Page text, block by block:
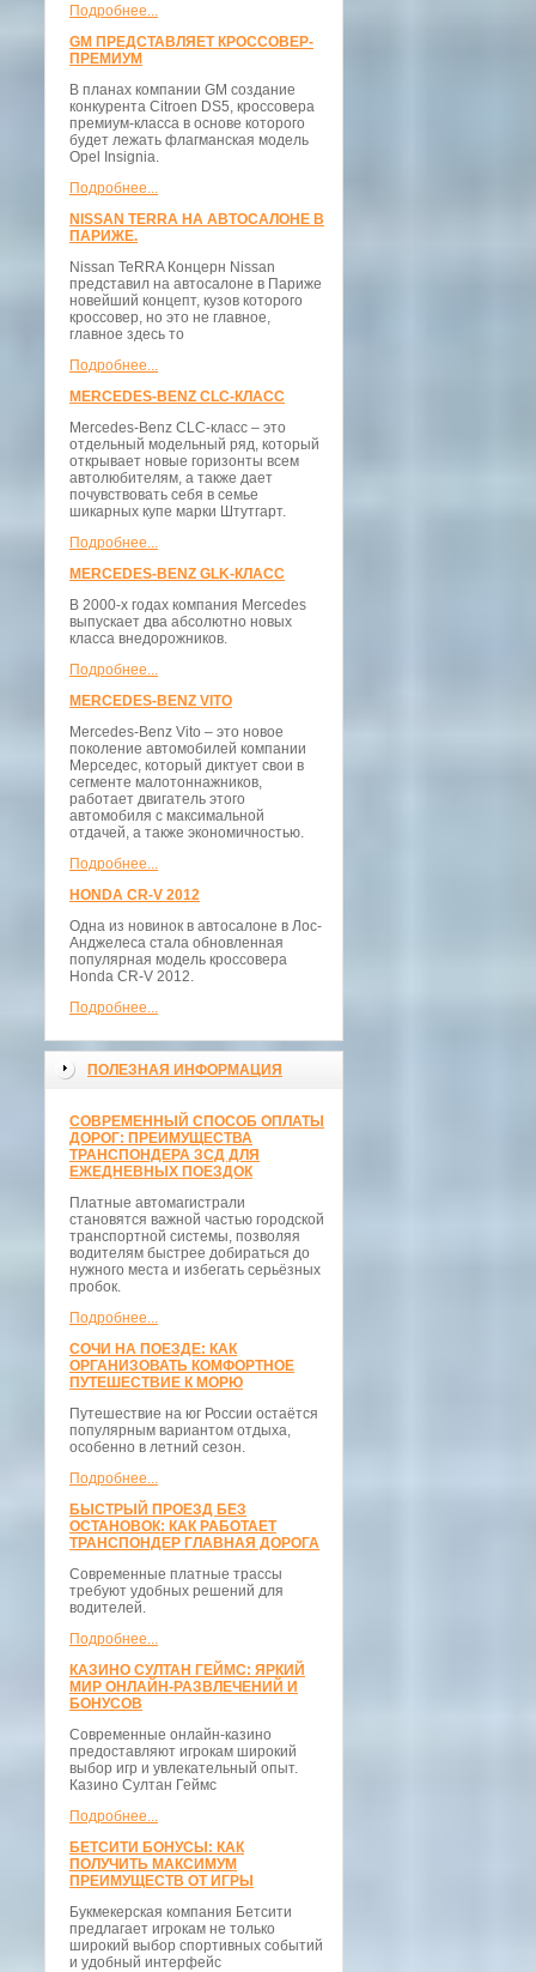
Подробнее...
GM ПРЕДСТАВЛЯЕТ КРОССОВЕР-
ПРЕМИУМ
В планах компании GM создание
конкурента Citroen DS5, кроссовера
премиум-класса в основе которого
будет лежать флагманская модель
Opel Insignia.
Подробнее...
NISSAN TERRA НА АВТОСАЛОНЕ В
ПАРИЖЕ.
Nissan TeRRA Концерн Nissan
представил на автосалоне в Париже
новейший концепт, кузов которого
кроссовер, но это не главное,
главное здесь то
Подробнее...
MERCEDES-BENZ CLC-КЛАСС
Mercedes-Benz CLC-класс – это
отдельный модельный ряд, который
открывает новые горизонты всем
автолюбителям, а также дает
почувствовать себя в семье
шикарных купе марки Штутгарт.
Подробнее...
MERCEDES-BENZ GLK-КЛАСС
В 2000-х годах компания Mercedes
выпускает два абсолютно новых
класса внедорожников.
Подробнее...
MERCEDES-BENZ VITO
Mercedes-Benz Vito – это новое
поколение автомобилей компании
Мерседес, который диктует свои в
сегменте малотоннажников,
работает двигатель этого
автомобиля с максимальной
отдачей, а также экономичностью.
Подробнее...
HONDA CR-V 2012
Одна из новинок в автосалоне в Лос-
Анджелеса стала обновленная
популярная модель кроссовера
Honda CR-V 2012.
Подробнее...
ПОЛЕЗНАЯ ИНФОРМАЦИЯ
СОВРЕМЕННЫЙ СПОСОБ ОПЛАТЫ
ДОРОГ: ПРЕИМУЩЕСТВА
ТРАНСПОНДЕРА ЗСД ДЛЯ
ЕЖЕДНЕВНЫХ ПОЕЗДОК
Платные автомагистрали
становятся важной частью городской
транспортной системы, позволяя
водителям быстрее добираться до
нужного места и избегать серьёзных
пробок.
Подробнее...
СОЧИ НА ПОЕЗДЕ: КАК
ОРГАНИЗОВАТЬ КОМФОРТНОЕ
ПУТЕШЕСТВИЕ К МОРЮ
Путешествие на юг России остаётся
популярным вариантом отдыха,
особенно в летний сезон.
Подробнее...
БЫСТРЫЙ ПРОЕЗД БЕЗ
ОСТАНОВОК: КАК РАБОТАЕТ
ТРАНСПОНДЕР ГЛАВНАЯ ДОРОГА
Современные платные трассы
требуют удобных решений для
водителей.
Подробнее...
КАЗИНО СУЛТАН ГЕЙМС: ЯРКИЙ
МИР ОНЛАЙН-РАЗВЛЕЧЕНИЙ И
БОНУСОВ
Современные онлайн-казино
предоставляют игрокам широкий
выбор игр и увлекательный опыт.
Казино Султан Геймс
Подробнее...
БЕТСИТИ БОНУСЫ: КАК
ПОЛУЧИТЬ МАКСИМУМ
ПРЕИМУЩЕСТВ ОТ ИГРЫ
Букмекерская компания Бетсити
предлагает игрокам не только
широкий выбор спортивных событий
и удобный интерфейс